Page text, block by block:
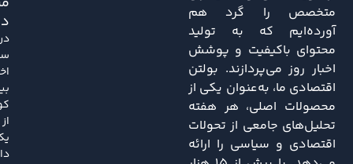
متخصص را گرد هم
آورده‌ایم که به تولید
محتوای باکیفیت و پوشش
اخبار روز می‌پردازند. بولتن
اقتصادی ما، به‌عنوان یکی از
محصولات اصلی، هر هفته
تحلیل‌های جامعی از تحولات
اقتصادی و سیاسی را ارائه
در
از